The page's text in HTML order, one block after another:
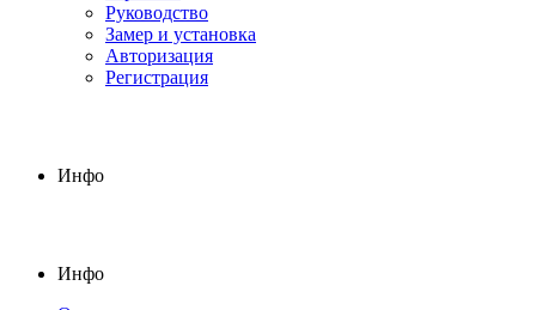
Руководство
Замер и установка
Авторизация
Регистрация
Инфо
Инфо